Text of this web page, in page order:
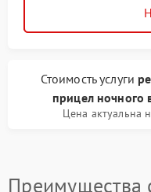
Стоимость услуги
прицел ночного
Цена актуальна
Преимущества